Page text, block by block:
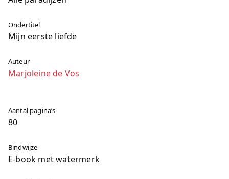
Ondertitel
Mijn eerste liefde
Auteur
Marjoleine de Vos
Aantal pagina’s
80
Bindwijze
E-book met watermerk